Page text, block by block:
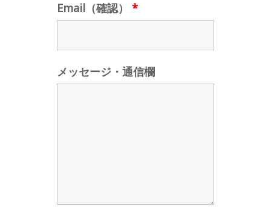
Email（確認） *
メッセージ・通信欄